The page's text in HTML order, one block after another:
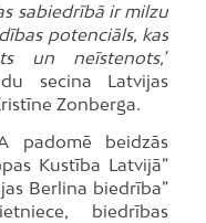
sabiedrībā ir milzu
potenciāls, kas
un neīstenots,”
secina Latvijas
Zonberga.
padomē beidzās
Kustība Latvijā”
Berlina biedrība”
biedrības